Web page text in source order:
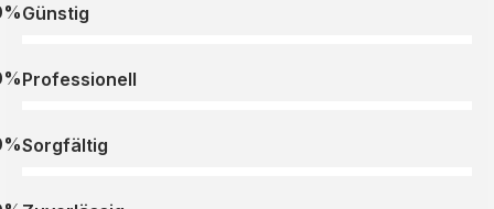
Günstig
Professionell
Sorgfältig